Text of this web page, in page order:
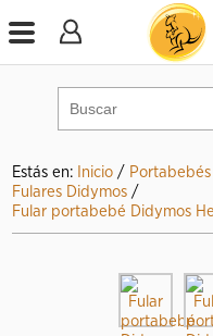
Estás en: Inicio /
Fulares Didymos /
Fular portabebé Didymos